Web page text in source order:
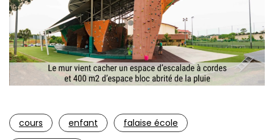
cours enfant
falaise école